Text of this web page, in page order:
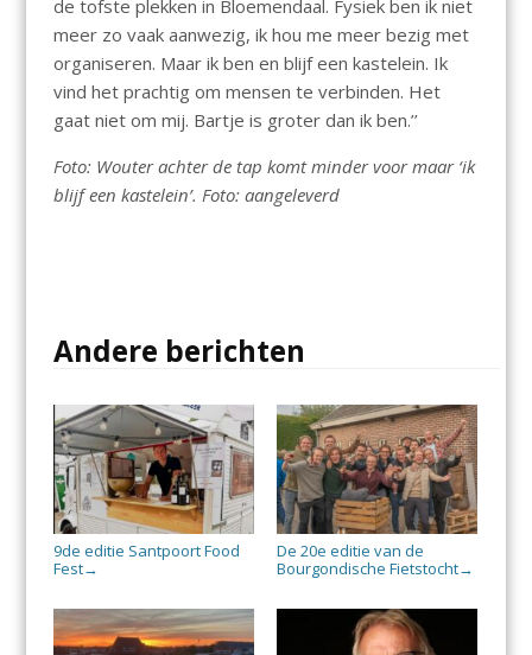
de tofste plekken in Bloemendaal. Fysiek ben ik niet
meer zo vaak aanwezig, ik hou me meer bezig met
organiseren. Maar ik ben en blijf een kastelein. Ik
vind het prachtig om mensen te verbinden. Het
gaat niet om mij. Bartje is groter dan ik ben.’’
Foto: Wouter achter de tap komt minder voor maar ‘ik
blijf een kastelein’. Foto: aangeleverd
Andere berichten
9de editie Santpoort Food
Fest→
De 20e editie van de
Bourgondische Fietstocht→